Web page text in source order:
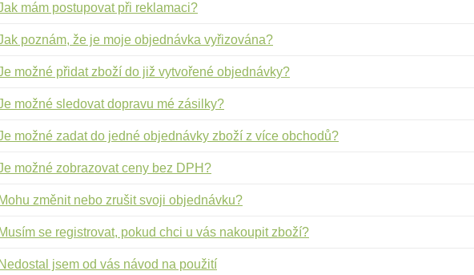
mám postupovat při reklamaci?
poznám, že je moje objednávka vyřizována?
možné přidat zboží do již vytvořené objednávky?
možné sledovat dopravu mé zásilky?
možné zadat do jedné objednávky zboží z více obchodů?
možné zobrazovat ceny bez DPH?
Mohu změnit nebo zrušit svoji objednávku?
Musím se registrovat, pokud chci u vás nakoupit zboží?
Nedostal jsem od vás návod na použití